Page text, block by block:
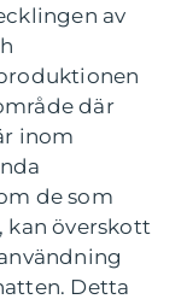
av
där
inom
de som
kan överskott
Detta